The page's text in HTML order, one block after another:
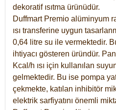
dekoratif ısıtma ürünüdür.
Duffmart Premio alüminyum
ısı transferine uygun
0,64 litre su ile vermektedir.
ihtiyacı gösteren üründür.
Kcal/h ısı için kullanılan
gelmektedir. Bu ise pompa
çekmekte, katılan inhibitör
elektrik sarfiyatını önemli